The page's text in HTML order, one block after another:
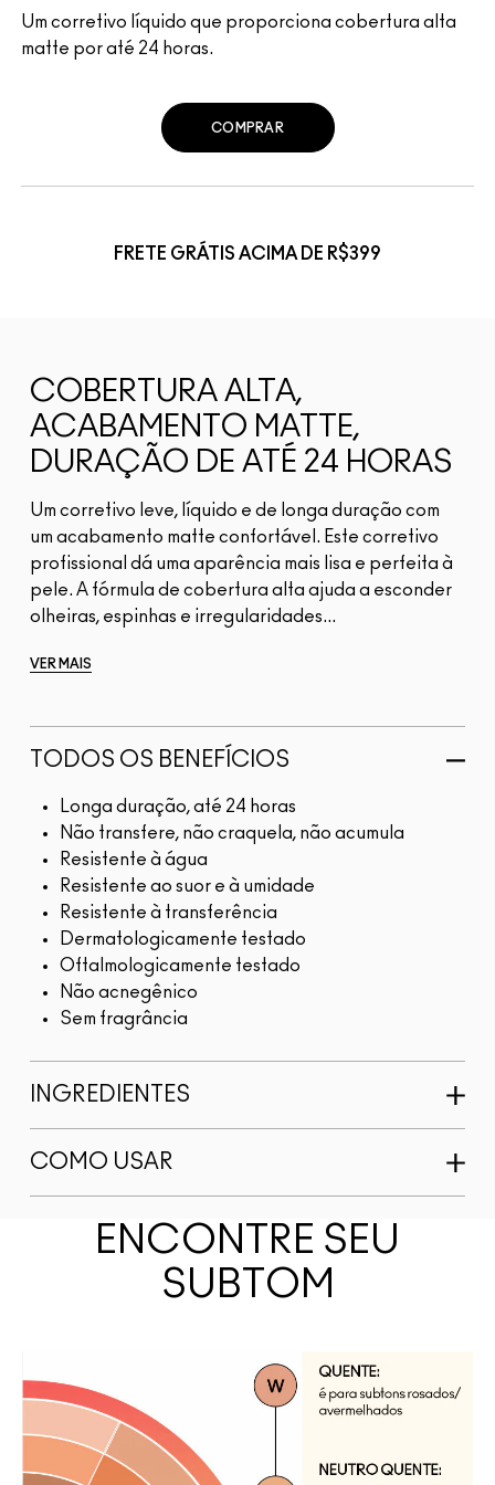
Um corretivo líquido que proporciona cobertura alta
matte por até 24 horas.
COMPRAR
FRETE GRÁTIS ACIMA DE R$399
COBERTURA ALTA,
ACABAMENTO MATTE,
DURAÇÃO DE ATÉ 24 HORAS
Um corretivo leve, líquido e de longa duração com
um acabamento matte confortável. Este corretivo
profissional dá uma aparência mais lisa e perfeita à
pele. A fórmula de cobertura alta ajuda a esconder
olheiras, espinhas e irregularidades...
VER MAIS
TODOS OS BENEFÍCIOS
Longa duração, até 24 horas
Não transfere, não craquela, não acumula
Resistente à água
Resistente ao suor e à umidade
Resistente à transferência
Dermatologicamente testado
Oftalmologicamente testado
Não acnegênico
Sem fragrância
INGREDIENTES
COMO USAR
ENCONTRE SEU
SUBTOM